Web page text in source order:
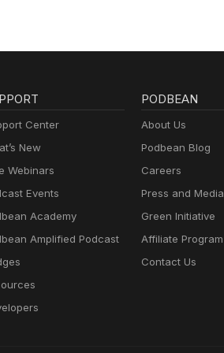
Center
New
Webinars
Events
Academy
Amplified Podcast
PODBEAN
About Us
Podbean Blog
Careers
Press and Media
Green Initiative
Affiliate Program
Contact Us